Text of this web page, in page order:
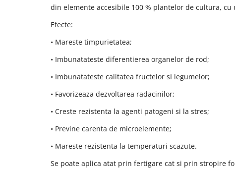
din elemente accesibile 100 % plantelor de cultura, cu
Efecte:
• Mareste timpurietatea;
• Imbunatateste diferentierea organelor de rod;
• Imbunatateste calitatea fructelor sI legumelor;
• Favorizeaza dezvoltarea radacinilor;
• Creste rezistenta la agenti patogeni si la stres;
• Previne carenta de microelemente;
• Mareste rezistenta la temperaturi scazute.
Se poate aplica atat prin fertigare cat si prin stropire